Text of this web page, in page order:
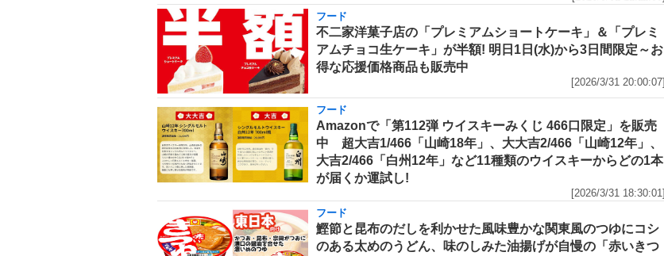
フード
不二家洋菓子店の「プレミアムショートケーキ」＆「プレミ
アムチョコ生ケーキ」が半額! 明日1日(水)から3日間限定～お
得な応援価格商品も販売中
[2026/3/31 20:00:07]
フード
Amazonで「第112弾 ウイスキーみくじ 466口限定」を販売
中 超大吉1/466「山崎18年」、大大吉2/466「山崎12年」、
大吉2/466「白州12年」など11種類のウイスキーからどの1本
が届くか運試し!
[2026/3/31 18:30:01]
フード
鰹節と昆布のだしを利かせた風味豊かな関東風のつゆにコシ
のある太めのうどん、味のしみた油揚げが自慢の「赤いきつ